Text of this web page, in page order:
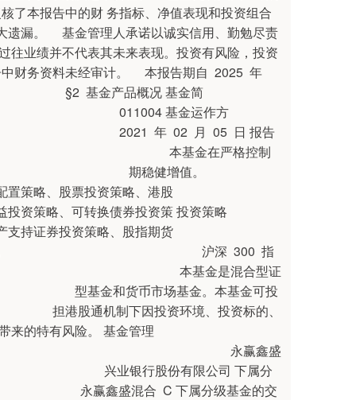
本报告中的财 务指标、净值表现和投资组合
遗漏。 基金管理人承诺以诚实信用、勤勉尽责
业绩并不代表其未来表现。投资有风险，投资
财务资料未经审计。 本报告期自 2025 年
基金产品概况 基金简
基金运作方
年 02 月 05 日 报告
份 本基金在严格控制
资目标 期稳健增值。
票投资策略、港股
转换债券投资策 投资策略
资策略、股指期货
略。 沪深 300 指
业绩比较基准 本基金是混合型证
金和货币市场基金。本基金可投
机制下因投资环境、投资标的、
风险。 基金管理
公司 永赢鑫盛
管人 兴业银行股份有限公司 下属分
盛混合 C 下属分级基金的交